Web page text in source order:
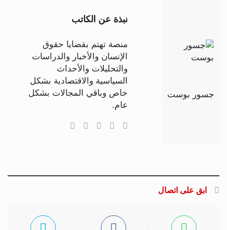
جسور بوست
نبذة عن الكاتب
منصة تهتم بقضايا حقوق
الإنسان والأخبار والدراسات
والتحليلات والأحداث
السياسية والاقتصادية بشكل
خاص وباقي المجالات بشكل
عام.
ابق على اتصال